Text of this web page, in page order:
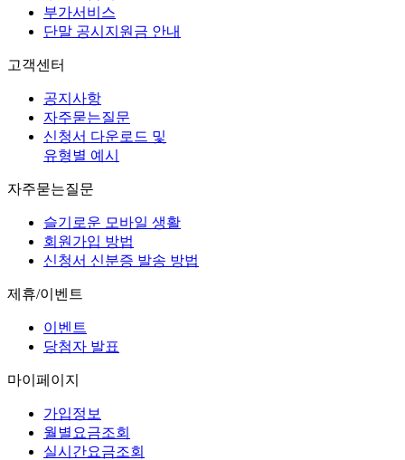
부가서비스
단말 공시지원금 안내
고객센터
공지사항
자주묻는질문
신청서 다운로드 및
유형별 예시
자주묻는질문
슬기로운 모바일 생활
회원가입 방법
신청서 신분증 발송 방법
제휴/이벤트
이벤트
당첨자 발표
마이페이지
가입정보
월별요금조회
실시간요금조회